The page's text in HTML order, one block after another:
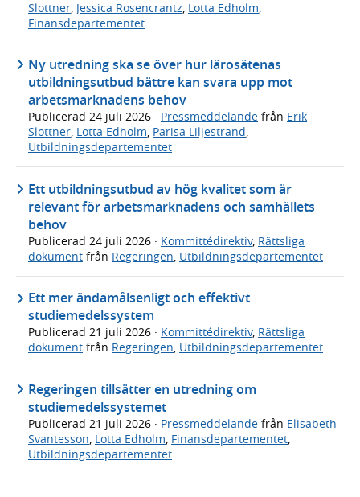
Slottner Jessica Rosencrantz Lotta Edholm
Finansdepartementet
Ny utredning ska se över hur lärosätenas
utbildningsutbud bättre kan svara upp mot
arbetsmarknadens behov
Publicerad 24 juli 2026 · Pressmeddelande från Erik
Slottner, Lotta Edholm, Parisa Liljestrand,
Utbildningsdepartementet
Ett utbildningsutbud av hög kvalitet som är
relevant för arbetsmarknadens och samhällets
behov
Publicerad 24 juli 2026 · Kommittédirektiv, Rättsliga
dokument från Regeringen, Utbildningsdepartementet
Ett mer ändamålsenligt och effektivt
studiemedelssystem
Publicerad 21 juli 2026 · Kommittédirektiv, Rättsliga
dokument från Regeringen, Utbildningsdepartementet
Regeringen tillsätter en utredning om
studiemedelssystemet
Publicerad 21 juli 2026 · Pressmeddelande från Elisabeth
Svantesson, Lotta Edholm, Finansdepartementet,
Utbildningsdepartementet